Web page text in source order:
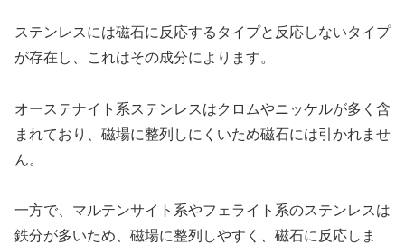
ステンレスには磁石に反応するタイプと反応しないタイプ
が存在し、これはその成分によります。
オーステナイト系ステンレスはクロムやニッケルが多く含
まれており、磁場に整列しにくいため磁石には引かれませ
ん。
一方で、マルテンサイト系やフェライト系のステンレスは
鉄分が多いため、磁場に整列しやすく、磁石に反応しま